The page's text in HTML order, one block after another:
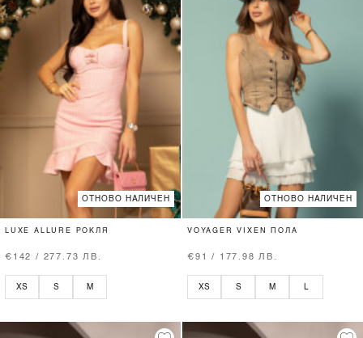
ОТНОВО НАЛИЧЕН
LUXE ALLURE РОКЛЯ
€142 / 277.73 ЛВ.
XS S M
ОТНОВО НАЛИЧЕН
VOYAGER VIXEN ПОЛА
€91 / 177.98 ЛВ.
XS S M L